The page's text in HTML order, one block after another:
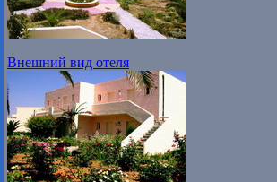
Внешний вид отеля